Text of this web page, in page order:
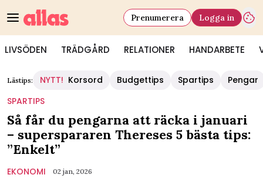
LIVSÖDEN TRÄDGÅRD RELATIONER HANDARBETE
Prenumerera Logga in
Lästips: NYTT! Korsord Budgettips Spartips
Pengar
SPARTIPS
Så får du pengarna att räcka i januari
– superspararen Thereses 5 bästa tips:
”Enkelt”
EKONOMI 02 jan, 2026